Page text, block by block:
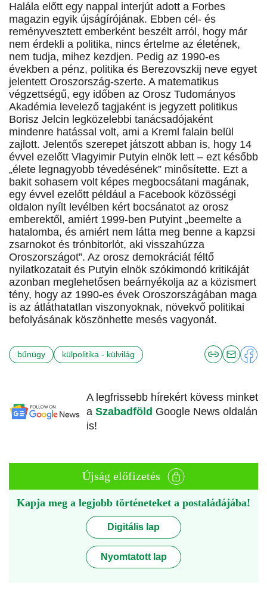
Halála előtt egy nappal interjút adott a Forbes
magazin egyik újságírójának. Ebben cél- és
reményvesztett emberként beszélt arról, hogy már
nem érdekli a politika, nincs értelme az életének,
nem tudja, mihez kezdjen. Pedig az 1990-es
években a pénz, politika és Berezovszkij neve egyet
jelentett Oroszország-szerte. A matematikus
végzettségű, egy időben az Orosz Tudományos
Akadémia levelező tagjaként is jegyzett politikus
Borisz Jelcin legközelebbi tanácsadójaként
mindenre hatással volt, ami a Kreml falain belül
zajlott. Jelentős szerepet játszott abban is, hogy 14
évvel ezelőtt Vlagyimir Putyin elnök lett – ezt később
„élete legnagyobb tévedésének” minősítette. Ezt a
bakit sohasem volt képes megbocsátani magának,
egy évvel ezelőtt például a Facebook közösségi
oldalon nyílt levélben kért bocsánatot az orosz
emberektől, amiért 1999-ben Putyint „beemelte a
hatalomba, és amiért nem látta meg benne a kapzsi
zsarnokot és trónbitorlót, aki visszahúzza
Oroszországot”. Az orosz demokráciát féltő
nyilatkozatait és Putyin elnök szókimondó kritikáját
azonban meglehetősen beárnyékolja az a közismert
tény, hogy az 1990-es évek Oroszországában maga
is az átláthatatlan viszonyoknak, növekvő politikai
befolyásának köszönhette mesés vagyonát.
bűnügy külpolitika - külvilág
A legfrissebb hírekért kövess minket
a Szabadföld Google News oldalán
is!
Újság előfizetés
Kapja meg a legjobb történeteket a postaládájába!
Digitális lap
Nyomtatott lap